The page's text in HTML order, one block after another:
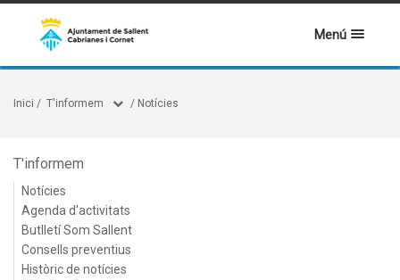
Menú
Inici / T'informem / Notícies
T'informem
Notícies
Agenda d'activitats
Butlletí Som Sallent
Consells preventius
Històric de notícies